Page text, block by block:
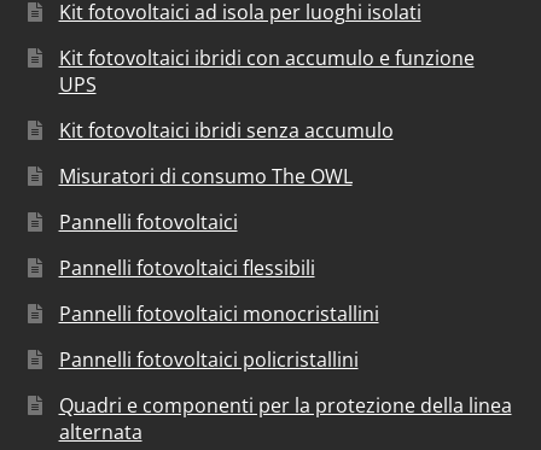
Kit fotovoltaici ad isola per luoghi isolati
Kit fotovoltaici ibridi con accumulo e funzione
UPS
Kit fotovoltaici ibridi senza accumulo
Misuratori di consumo The OWL
Pannelli fotovoltaici
Pannelli fotovoltaici flessibili
Pannelli fotovoltaici monocristallini
Pannelli fotovoltaici policristallini
Quadri e componenti per la protezione della linea
alternata